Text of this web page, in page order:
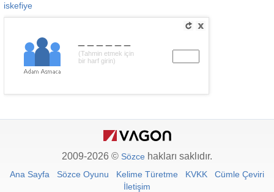
iskefiye
(Tahmin etmek için
bir harf girin)
2009-2026 © Sözce hakları saklıdır.
Ana Sayfa Sözce Oyunu Kelime Türetme KVKK
Cümle Çeviri
İletişim